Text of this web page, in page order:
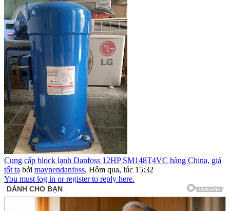
Cung cấp block lạnh Danfoss 12HP SM148T4VC hàng China, giá
tốt tạ bởi maynendanfoss, Hôm qua, lúc 15:32
You must log in or register to reply here.